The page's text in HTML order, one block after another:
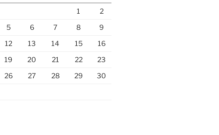
1
2
5 6 7 8
9
12 13 14 15
16
19 20 21 22
23
26 27 28 29
30